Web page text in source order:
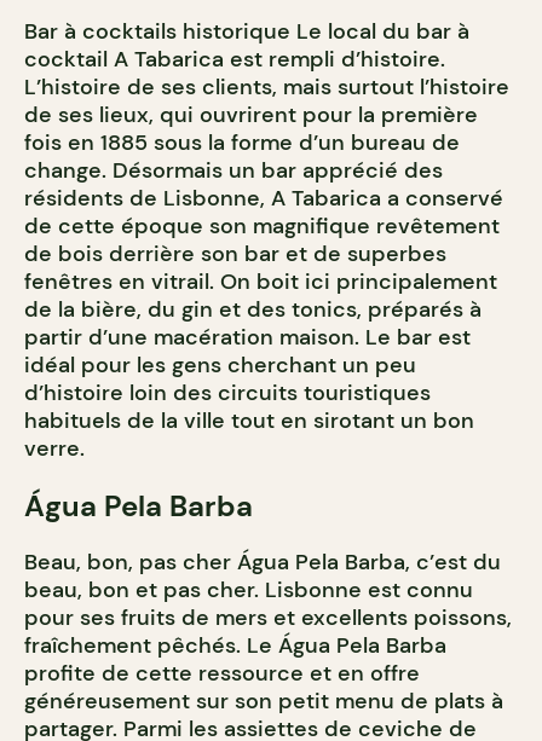
Bar à cocktails historique Le local du bar à
cocktail A Tabarica est rempli d’histoire.
L’histoire de ses clients, mais surtout l’histoire
de ses lieux, qui ouvrirent pour la première
fois en 1885 sous la forme d’un bureau de
change. Désormais un bar apprécié des
résidents de Lisbonne, A Tabarica a conservé
de cette époque son magnifique revêtement
de bois derrière son bar et de superbes
fenêtres en vitrail. On boit ici principalement
de la bière, du gin et des tonics, préparés à
partir d’une macération maison. Le bar est
idéal pour les gens cherchant un peu
d’histoire loin des circuits touristiques
habituels de la ville tout en sirotant un bon
verre.
Água Pela Barba
Beau, bon, pas cher Água Pela Barba, c’est du
beau, bon et pas cher. Lisbonne est connu
pour ses fruits de mers et excellents poissons,
fraîchement pêchés. Le Água Pela Barba
profite de cette ressource et en offre
généreusement sur son petit menu de plats à
partager. Parmi les assiettes de ceviche de